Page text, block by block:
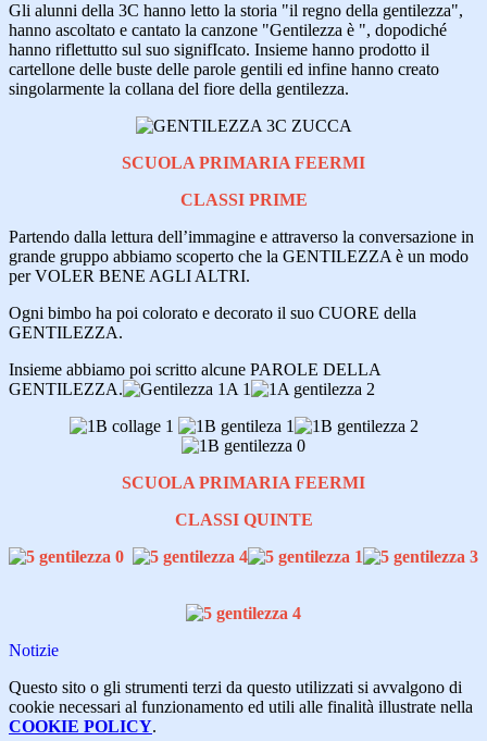
Gli alunni della 3C hanno letto la storia "il regno della gentilezza",
hanno ascoltato e cantato la canzone "Gentilezza è ", dopodiché
hanno riflettutto sul suo signifIcato. Insieme hanno prodotto il
cartellone delle buste delle parole gentili ed infine hanno creato
singolarmente la collana del fiore della gentilezza.
SCUOLA PRIMARIA FEERMI
CLASSI PRIME
Partendo dalla lettura dell’immagine e attraverso la conversazione in
grande gruppo abbiamo scoperto che la GENTILEZZA è un modo
per VOLER BENE AGLI ALTRI.
Ogni bimbo ha poi colorato e decorato il suo CUORE della
GENTILEZZA.
Insieme abbiamo poi scritto alcune PAROLE DELLA
GENTILEZZA.
SCUOLA PRIMARIA FEERMI
CLASSI QUINTE
Notizie
Questo sito o gli strumenti terzi da questo utilizzati si avvalgono di
cookie necessari al funzionamento ed utili alle finalità illustrate nella
COOKIE POLICY.